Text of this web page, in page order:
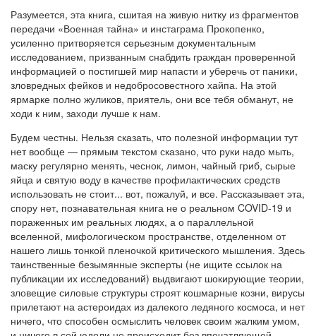
Разумеется, эта книга, сшитая на живую нитку из фрагментов
передачи «Военная тайна» и инстаграма Прокопенко,
усиленно притворяется серьезным документальным
исследованием, призванным снабдить граждан проверенной
информацией о постигшей мир напасти и уберечь от паники,
зловредных фейков и недобросовестного хайпа. На этой
ярмарке полно жуликов, приятель, они все тебя обманут, не
ходи к ним, заходи лучше к нам.
Будем честны. Нельзя сказать, что полезной информации тут
нет вообще — прямым текстом сказано, что руки надо мыть,
маску регулярно менять, чеснок, лимон, чайный гриб, сырые
яйца и святую воду в качестве профилактических средств
использовать не стоит... вот, пожалуй, и все. Рассказывает эта,
спору нет, познавательная книга не о реальном COVID-19 и
пораженных им реальных людях, а о параллельной
вселенной, мифологическом пространстве, отделенном от
нашего лишь тонкой пленочкой критического мышления. Здесь
таинственные безымянные эксперты (не ищите ссылок на
публикации их исследований) выдвигают шокирующие теории,
зловещие силовые структуры строят кошмарные козни, вирусы
прилетают на астероидах из далекого ледяного космоса, и нет
ничего, что способен осмыслить человек своим жалким умом,